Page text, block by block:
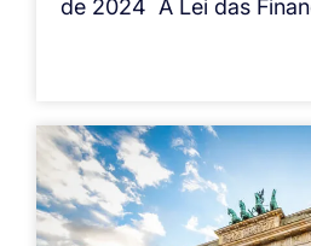
de 2024 A Lei das